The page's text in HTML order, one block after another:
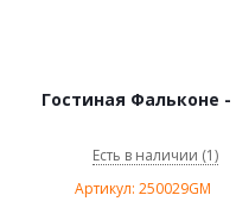
Гостиная Фальконе -
Есть в наличии (1)
Артикул: 250029GM